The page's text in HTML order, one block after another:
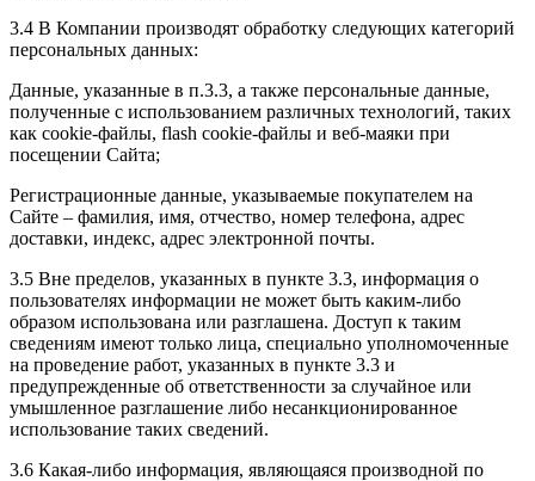
3.4 В Компании производят обработку следующих категорий
персональных данных:
Данные, указанные в п.3.3, а также персональные данные,
полученные с использованием различных технологий, таких
как cookie-файлы, flash cookie-файлы и веб-маяки при
посещении Сайта;
Регистрационные данные, указываемые покупателем на
Сайте – фамилия, имя, отчество, номер телефона, адрес
доставки, индекс, адрес электронной почты.
3.5 Вне пределов, указанных в пункте 3.3, информация о
пользователях информации не может быть каким-либо
образом использована или разглашена. Доступ к таким
сведениям имеют только лица, специально уполномоченные
на проведение работ, указанных в пункте 3.3 и
предупрежденные об ответственности за случайное или
умышленное разглашение либо несанкционированное
использование таких сведений.
3.6 Какая-либо информация, являющаяся производной по